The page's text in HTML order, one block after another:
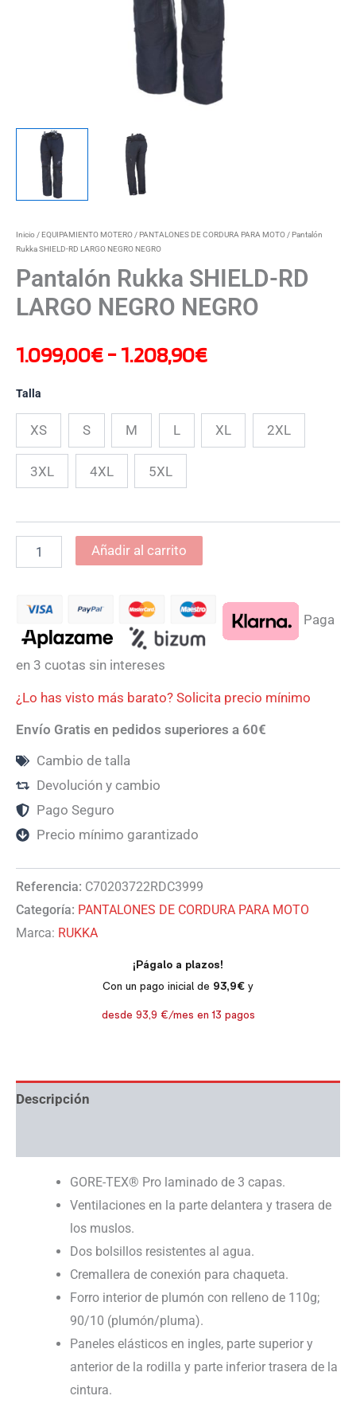
Inicio /EQUIPAMIENTO MOTERO /PANTALONES DE CORDURA PARA MOTO / Pantalón
Rukka SHIELD-RD LARGO NEGRO NEGRO
Pantalón Rukka SHIELD-RD
LARGO NEGRO NEGRO
1.099,00€ -1.208,90€
hasta
1.208,90€
Talla
XS S M L XL 2XL
3XL 4XL 5XL
Añadir al carrito
Paga
en 3 cuotas sin intereses
¿Lo has visto más barato? Solicita precio mínimo
Envío Gratis en pedidos superiores a 60€
Cambio de talla
Devolución y cambio
Pago Seguro
Precio mínimo garantizado
Referencia: C70203722RDC3999
Categoría: PANTALONES DE CORDURA PARA MOTO
Marca: RUKKA
Descripción
GORE-TEX® Pro laminado de 3 capas.
Ventilaciones en la parte delantera y trasera de
los muslos.
Dos bolsillos resistentes al agua.
Cremallera de conexión para chaqueta.
Forro interior de plumón con relleno de 110g;
90/10 (plumón/pluma).
Paneles elásticos en ingles, parte superior y
anterior de la rodilla y parte inferior trasera de la
cintura.